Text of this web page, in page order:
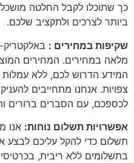
כך שתוכלו לקבל החלטה
ביותר לצרכים ולתקציב שלכם.
שקיפות במחירים :
מלאה במחירים. המחירים
המידע הדרוש לכם, ללא
צפויות. אנחנו מתחייבים
לכספכם, עם הסברים ברורים
אפשרויות תשלום נוחות: אנו
תשלום כדי להקל עליכם לבצע
בתשלומים ללא ריבית,